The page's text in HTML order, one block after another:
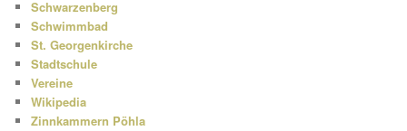
Schwarzenberg
Schwimmbad
St. Georgenkirche
Stadtschule
Vereine
Wikipedia
Zinnkammern Pöhla